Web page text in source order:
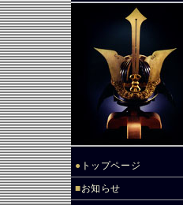
● トップページ
■お知らせ